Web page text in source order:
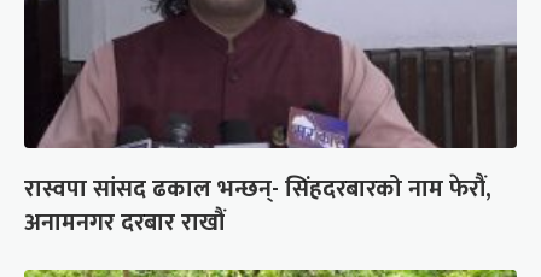
रास्वपा सांसद ढकाल भन्छन्- सिंहदरबारको नाम फेरौं,
अनामनगर दरबार राखौं